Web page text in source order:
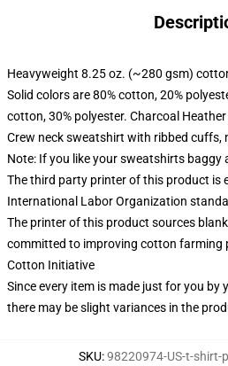
Heavyweight 8.25 oz. (~280 gsm)
Solid colors are 80% cotton, 20%
cotton, 30% polyester. Charcoal
Crew neck sweatshirt with ribbed cuffs,
Note: If you like your sweatshirts baggy
The third party printer of this product is
International Labor Organization
The printer of this product sources
committed to improving cotton farming
Cotton Initiative
Since every item is made just for you
there may be slight variances in the
SKU:98220974-US-t-shirt-